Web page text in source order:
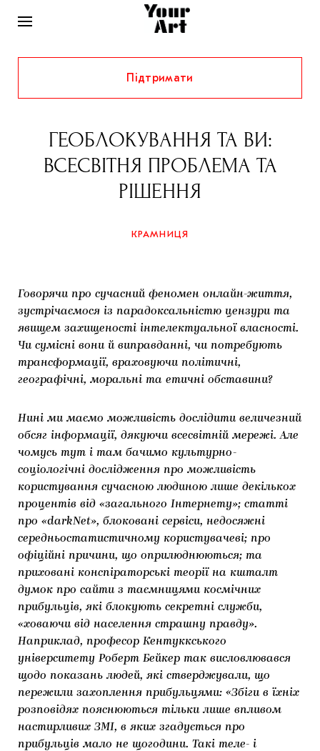
НОВИНИ
ІНТЕРВ’Ю
ХУДОЖНИКИ
КУРАТОРИ
РІДНИЙ КРАЙ
ФЕСТИВАЛІ
КОЛЕКЦІЇ
ГАЛЕРЕЇ
АРТЦЕНТРИ
СТАТТІ
КОНСПЕКТИ
КНИЖКИ І ЖУРНАЛИ
ЗАПАЛЕННЯ
ЯК ПІДТРИМУВАТИ УКРАЇНСЬКЕ МИСТЕЦТВО
МАРІУПОЛЬСЬКІ МАРГІНАЛІЇ
КРАМНИЦЯ
Підтримати
ГЕОБЛОКУВАННЯ ТА ВИ:
ВСЕСВІТНЯ ПРОБЛЕМА ТА
РІШЕННЯ
КРАМНИЦЯ
Говорячи про сучасний феномен онлайн-життя,
зустрічаємося із парадоксальністю цензури та
явищем захищеності інтелектуальної власності.
Чи сумісні вони й виправданні, чи потребують
трансформації, враховуючи політичні,
географічні, моральні та етичні обставини?
Нині ми маємо можливість дослідити величезний
обсяг інформації, дякуючи всесвітній мережі. Але
чомусь тут і там бачимо культурно-
соціологічні дослідження про можливість
користування сучасною людиною лише декількох
процентів від «загального Інтернету»; статті
про «darkNet», блоковані сервіси, недосяжні
середньостатистичному користувачеві; про
офіційні причини, що оприлюднюються; та
приховані конспіраторські теорії на кшталт
думок про сайти з таємницями космічних
прибульців, які блокують секретні служби,
«ховаючи від населення страшну правду».
Наприклад, професор Кентуккського
університету Роберт Бейкер так висловлювався
щодо показань людей, які стверджували, що
пережили захоплення прибульцями: «Збіги в їхніх
розповідях пояснюються тільки лише впливом
настирливих ЗМІ, в яких згадується про
прибульців мало не щогодини. Такі теле- і